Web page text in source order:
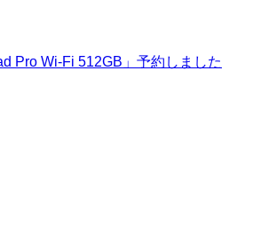
Pro Wi-Fi 512GB」予約しました